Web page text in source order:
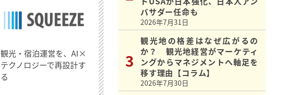
観光・宿泊運営を、AI×
テクノロジーで再設計す
る
バサダー任命も
2026年7月31日
観光地の格差はなぜ広がるの
か？ 観光地経営がマーケティ
ングからマネジメントへ軸足を
移す理由【コラム】
2026年7月30日